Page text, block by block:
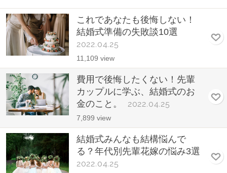
これであなたも後悔しない！
結婚式準備の失敗談10選
2022.04.25
11,109 view
費用で後悔したくない！先輩
カップルに学ぶ、結婚式のお
金のこと。
2022.04.25
7,899 view
結婚式みんなも結構悩んで
る？年代別先輩花嫁の悩み3選
2022.04.25